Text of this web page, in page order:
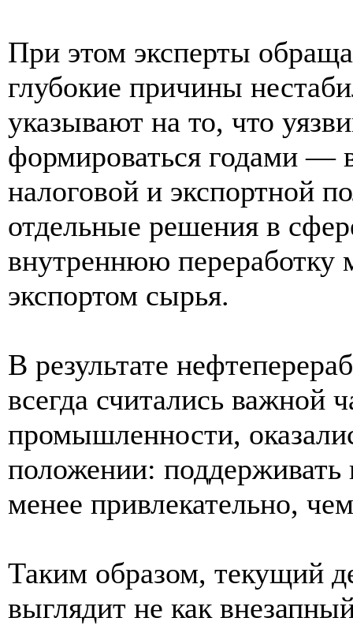
При этом эксперты
глубокие причины
указывают на то, что
формироваться годами —
налоговой и экспортной
отдельные решения в
внутреннюю переработку
экспортом сырья.
В результате
всегда считались важной
промышленности,
положении: поддерживать
менее привлекательно,
Таким образом, текущий
выглядит не как